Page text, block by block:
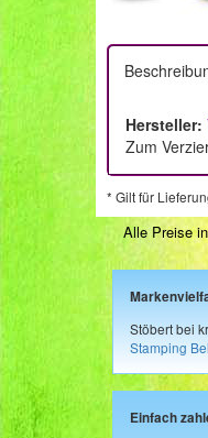
Hersteller:
Zum
* Gilt für
Alle Preise
Stöbert bei
Stamping
Einfach